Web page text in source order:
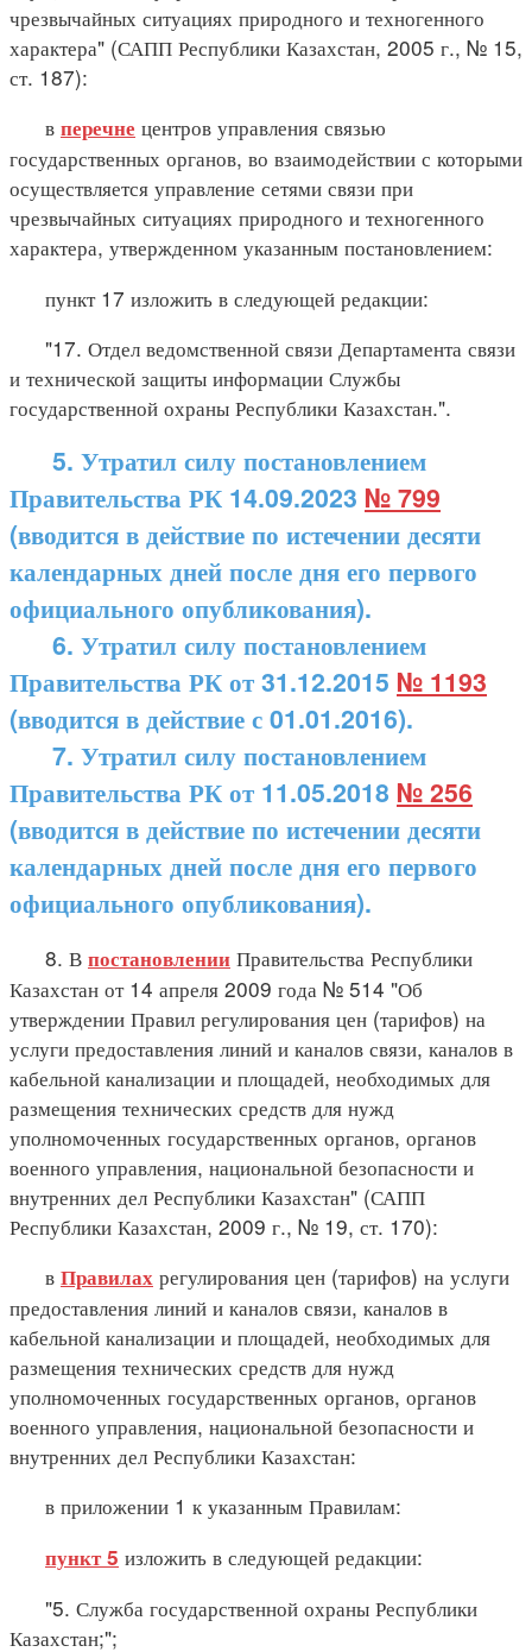
чрезвычайных ситуациях природного и техногенного
характера" (САПП Республики Казахстан, 2005 г., № 15,
ст. 187):
в перечне центров управления связью
государственных органов, во взаимодействии с которыми
осуществляется управление сетями связи при
чрезвычайных ситуациях природного и техногенного
характера, утвержденном указанным постановлением:
пункт 17 изложить в следующей редакции:
"17. Отдел ведомственной связи Департамента связи
и технической защиты информации Службы
государственной охраны Республики Казахстан.".
5. Утратил силу постановлением
Правительства РК 14.09.2023 № 799
(вводится в действие по истечении десяти
календарных дней после дня его первого
официального опубликования).
6. Утратил силу постановлением
Правительства РК от 31.12.2015 № 1193
(вводится в действие с 01.01.2016).
7. Утратил силу постановлением
Правительства РК от 11.05.2018 № 256
(вводится в действие по истечении десяти
календарных дней после дня его первого
официального опубликования).
8. В постановлении Правительства Республики
Казахстан от 14 апреля 2009 года № 514 "Об
утверждении Правил регулирования цен (тарифов) на
услуги предоставления линий и каналов связи, каналов в
кабельной канализации и площадей, необходимых для
размещения технических средств для нужд
уполномоченных государственных органов, органов
военного управления, национальной безопасности и
внутренних дел Республики Казахстан" (САПП
Республики Казахстан, 2009 г., № 19, ст. 170):
в Правилах регулирования цен (тарифов) на услуги
предоставления линий и каналов связи, каналов в
кабельной канализации и площадей, необходимых для
размещения технических средств для нужд
уполномоченных государственных органов, органов
военного управления, национальной безопасности и
внутренних дел Республики Казахстан:
в приложении 1 к указанным Правилам:
пункт 5 изложить в следующей редакции:
"5. Служба государственной охраны Республики
Казахстан;";